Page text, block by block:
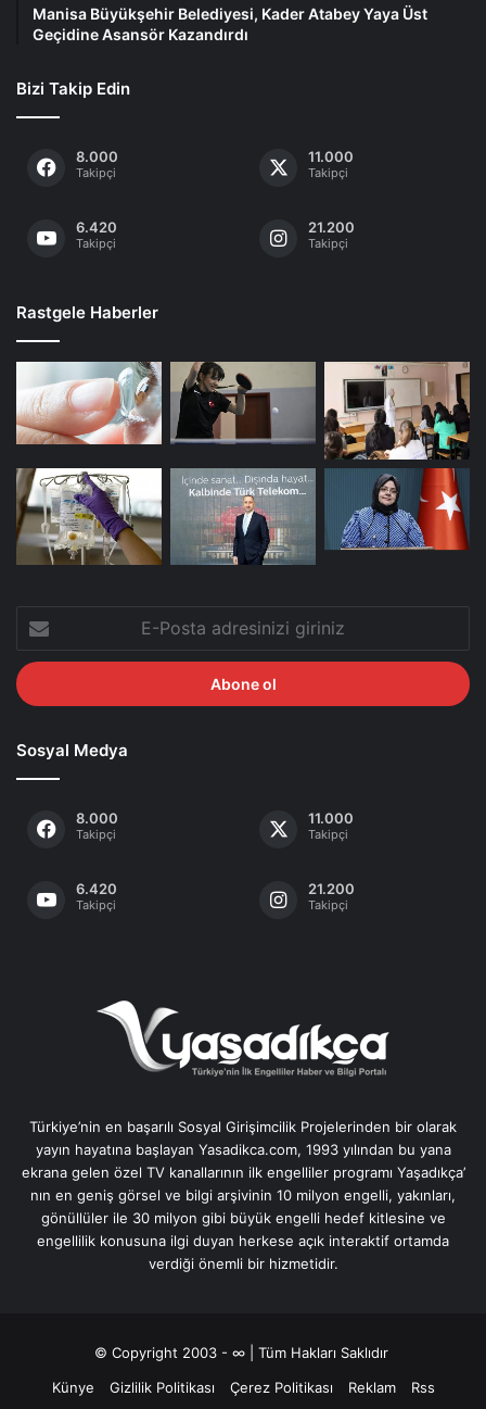
Manisa Büyükşehir Belediyesi, Kader Atabey Yaya Üst
Geçidine Asansör Kazandırdı
Bizi Takip Edin
8.000
Takipçi
11.000
Takipçi
6.420
Takipçi
21.200
Takipçi
Rastgele Haberler
Posta
adresinizi
giriniz
Sosyal Medya
8.000
Takipçi
11.000
Takipçi
6.420
Takipçi
21.200
Takipçi
Türkiye’nin en başarılı Sosyal Girişimcilik Projelerinden bir olarak
yayın hayatına başlayan Yasadikca.com, 1993 yılından bu yana
ekrana gelen özel TV kanallarının ilk engelliler programı Yaşadıkça’
nın en geniş görsel ve bilgi arşivinin 10 milyon engelli, yakınları,
gönüllüler ile 30 milyon gibi büyük engelli hedef kitlesine ve
engellilik konusuna ilgi duyan herkese açık interaktif ortamda
verdiği önemli bir hizmetidir.
© Copyright 2003 - ∞ | Tüm Hakları Saklıdır
Künye
Gizlilik Politikası Çerez Politikası Reklam Rss